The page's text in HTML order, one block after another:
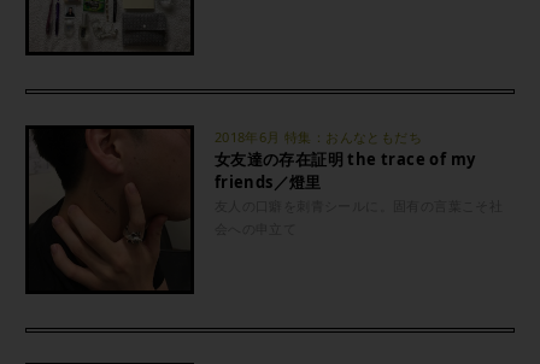
2018年6月 特集：おんなともだち
女友達の存在証明 the trace of my
friends／燈里